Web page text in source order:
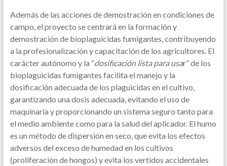
Además de las acciones de demostración en condiciones de
campo, el proyecto se centrará en la formación y
demostración de bioplaguicidas fumigantes, contribuyendo
a la profesionalización y capacitación de los agricultores. El
carácter autónomo y la “dosificación lista para usar” de los
bioplaguicidas fumigantes facilita el manejo y la
dosificación adecuada de los plaguicidas en el cultivo,
garantizando una dosis adecuada, evitando el uso de
maquinaria y proporcionando un sistema seguro tanto para
el medio ambiente como para la salud del aplicador. El humo
es un método de dispersión en seco, que evita los efectos
adversos del exceso de humedad en los cultivos
(proliferación de hongos) y evita los vertidos accidentales